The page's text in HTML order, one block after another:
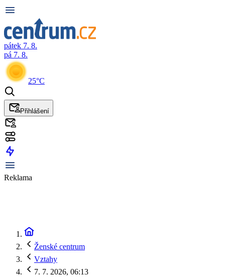
pátek 7. 8.
pá 7. 8.
25°C
Přihlášení
Reklama
Ženské centrum
Vztahy
7. 7. 2026, 06:13